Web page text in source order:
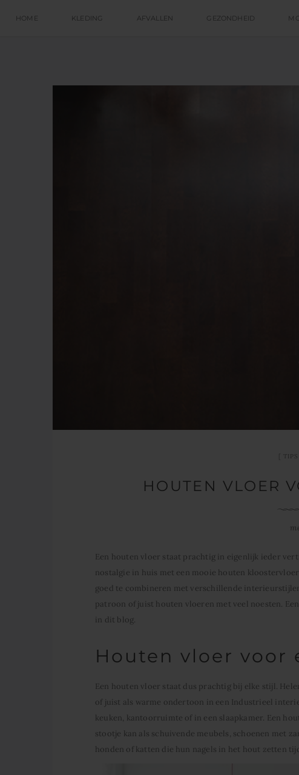
HOME KLEDING AFVALLEN GEZONDHEID
TIPS
HOUTEN VLOER
Een houten vloer staat prachtig in eigenlijk ieder
nostalgie in huis met een mooie houten
goed te combineren met verschillende
patroon of juist houten vloeren met veel noesten. Een
in dit blog.
Houten vloer voor
Een houten vloer staat dus prachtig bij elke stijl.
of juist als warme ondertoon in een Industrieel
keuken, kantoorruimte of in een slaapkamer. Een
stootje kan als schuivende meubels, schoenen met
honden of katten die hun nagels in het hout zetten